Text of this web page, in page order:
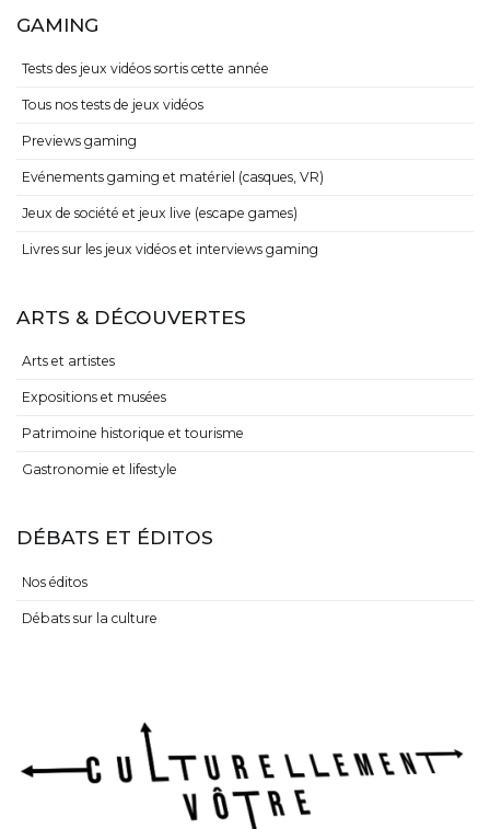
GAMING
Tests des jeux vidéos sortis cette année
Tous nos tests de jeux vidéos
Previews gaming
Evénements gaming et matériel (casques, VR)
Jeux de société et jeux live (escape games)
Livres sur les jeux vidéos et interviews gaming
ARTS & DÉCOUVERTES
Arts et artistes
Expositions et musées
Patrimoine historique et tourisme
Gastronomie et lifestyle
DÉBATS ET ÉDITOS
Nos éditos
Débats sur la culture